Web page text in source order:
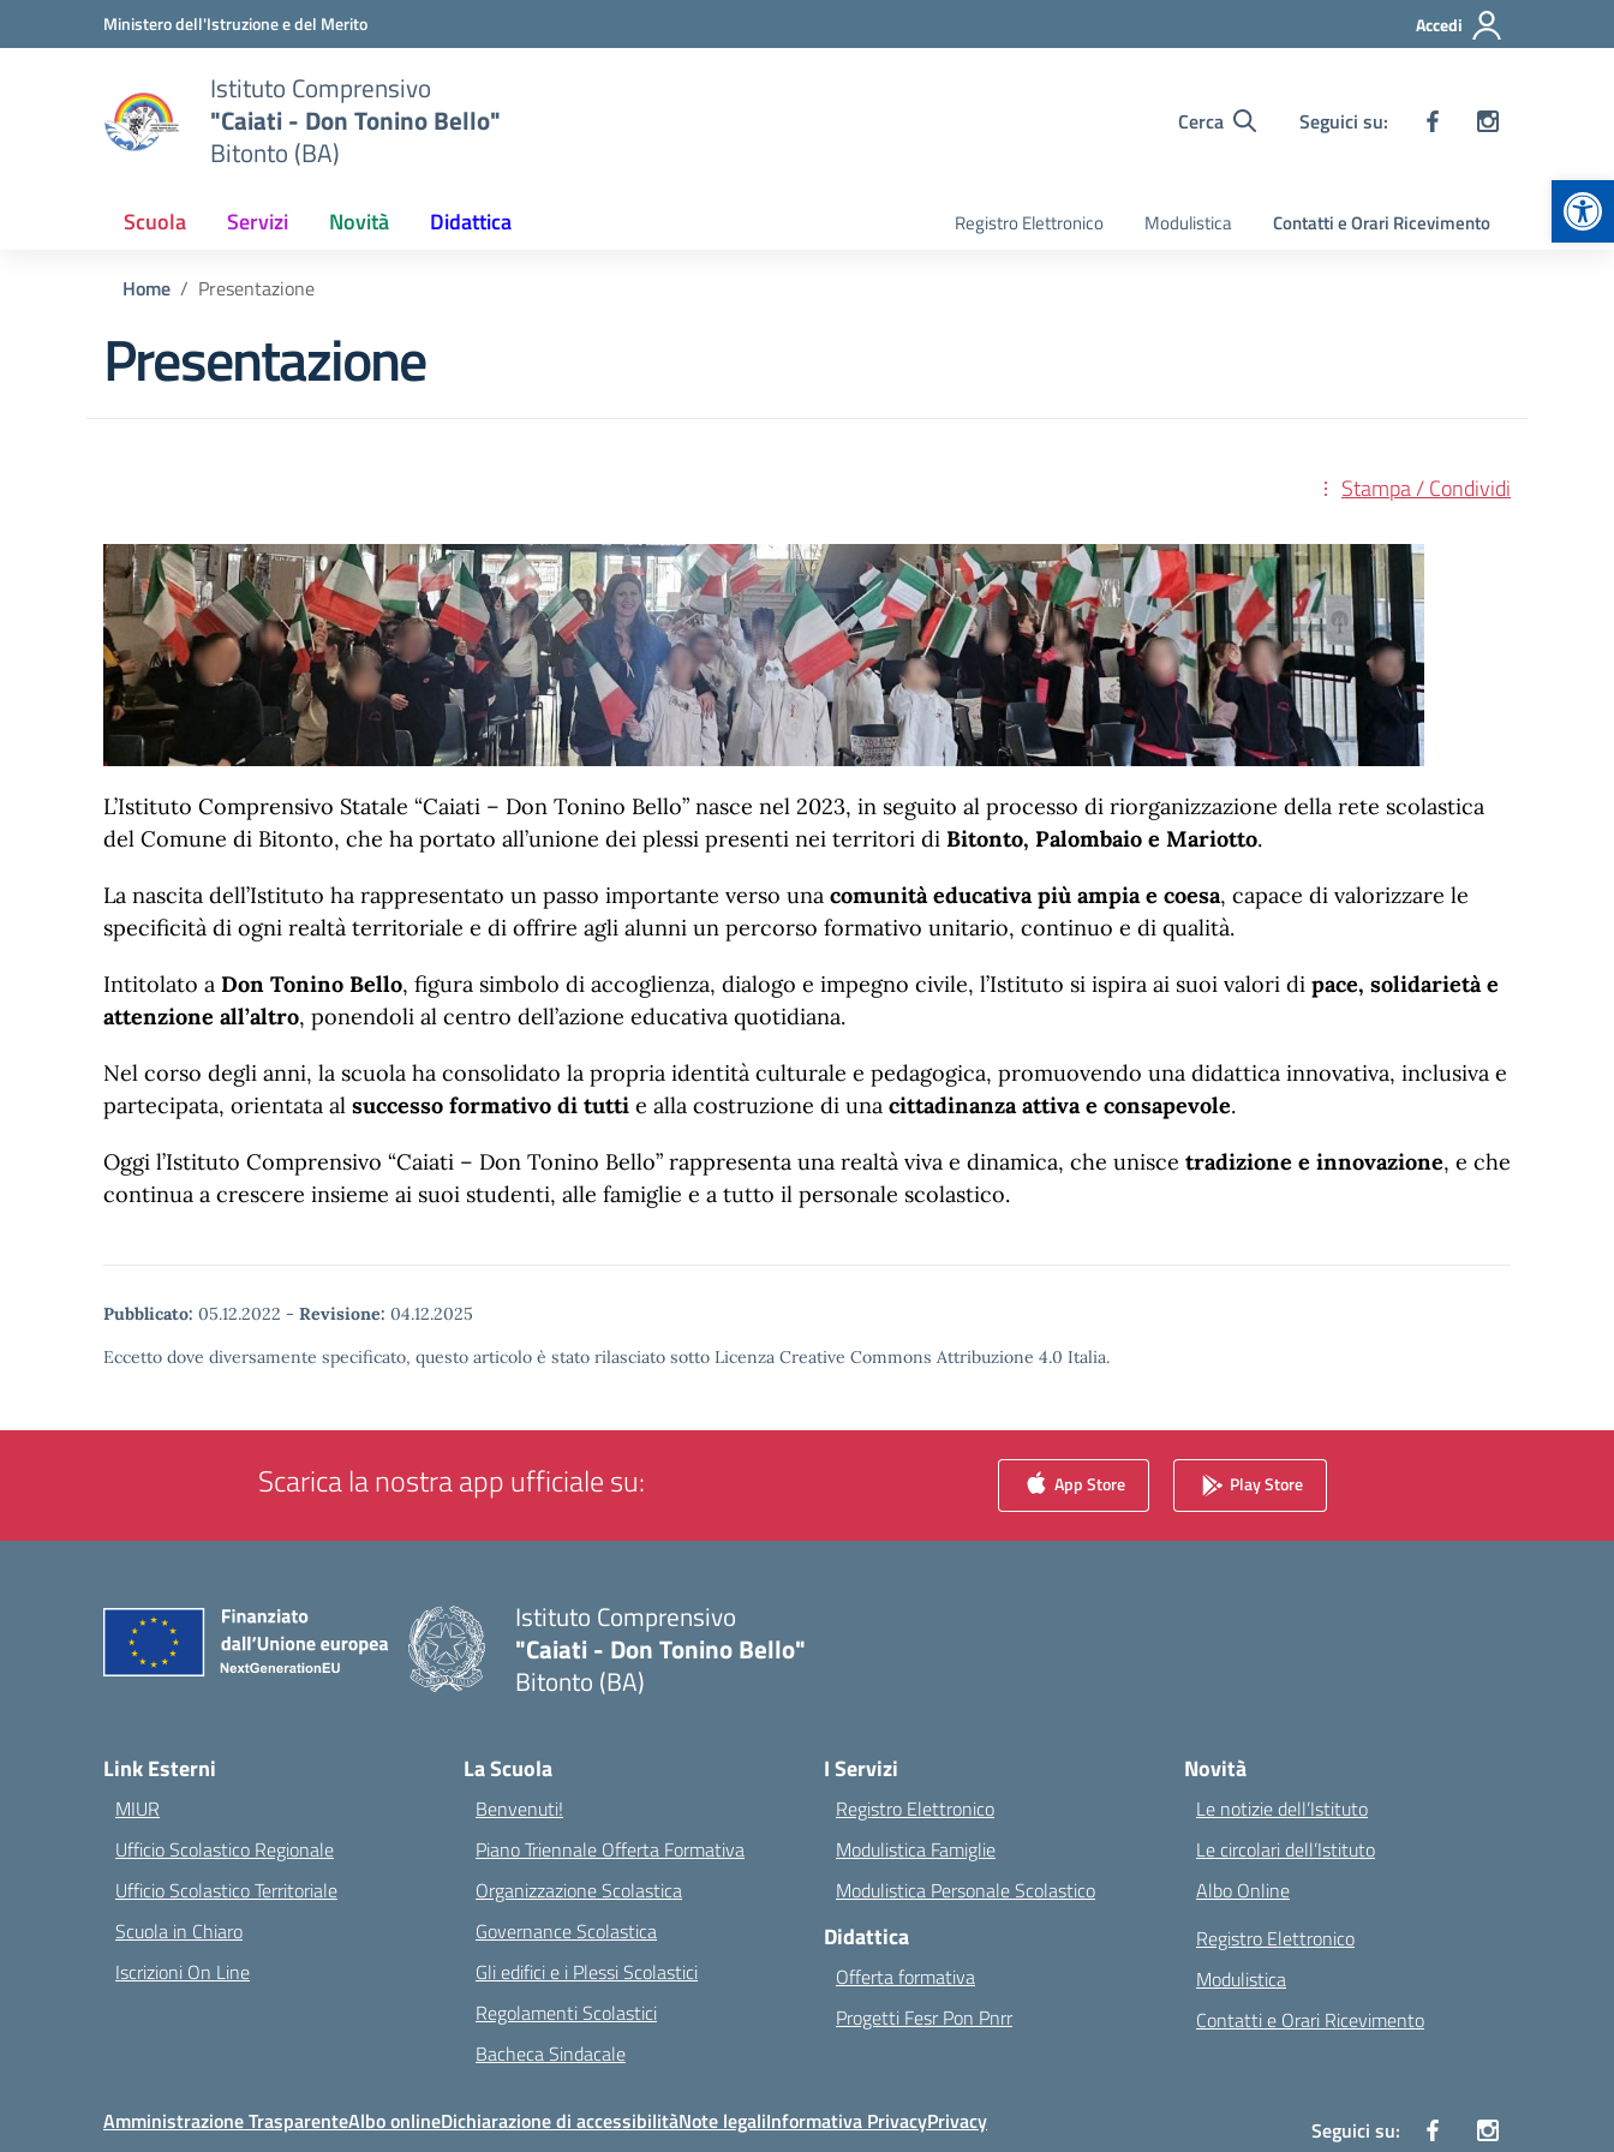
Vai ai contenuti
Vai al menu di navigazioneMinistero dell'Istruzione e del Merito Accedi
Istituto Comprensivo
"Caiati - Don Tonino Bello"
Bitonto (BA)
Cerca Seguici su:
Scuola Servizi Novità Didattica Registro Elettronico Modulistica Contatti e Orari Ricevimento
Home Presentazione
Presentazione
Stampa / Condividi
L’Istituto Comprensivo Statale “Caiati – Don Tonino Bello” nasce nel 2023, in seguito al processo di riorganizzazione della rete scolastica
del Comune di Bitonto, che ha portato all’unione dei plessi presenti nei territori di Bitonto, Palombaio e Mariotto.
La nascita dell’Istituto ha rappresentato un passo importante verso una comunità educativa più ampia e coesa, capace di valorizzare le
specificità di ogni realtà territoriale e di offrire agli alunni un percorso formativo unitario, continuo e di qualità.
Intitolato a Don Tonino Bello, figura simbolo di accoglienza, dialogo e impegno civile, l’Istituto si ispira ai suoi valori di pace, solidarietà e
attenzione all’altro, ponendoli al centro dell’azione educativa quotidiana.
Nel corso degli anni, la scuola ha consolidato la propria identità culturale e pedagogica, promuovendo una didattica innovativa, inclusiva e
partecipata, orientata al successo formativo di tutti e alla costruzione di una cittadinanza attiva e consapevole.
Oggi l’Istituto Comprensivo “Caiati – Don Tonino Bello” rappresenta una realtà viva e dinamica, che unisce tradizione e innovazione, e che
continua a crescere insieme ai suoi studenti, alle famiglie e a tutto il personale scolastico.
Pubblicato: 05.12.2022 - Revisione: 04.12.2025
Eccetto dove diversamente specificato, questo articolo è stato rilasciato sotto Licenza Creative Commons Attribuzione 4.0 Italia.
Scarica la nostra app ufficiale su: App Store Play Store
Istituto Comprensivo
"Caiati - Don Tonino Bello"
Bitonto (BA)
Link Esterni
MIUR
Ufficio Scolastico Regionale
Ufficio Scolastico Territoriale
Scuola in Chiaro
Iscrizioni On Line
La Scuola
Benvenuti!
Piano Triennale Offerta Formativa
Organizzazione Scolastica
Governance Scolastica
Gli edifici e i Plessi Scolastici
Regolamenti Scolastici
Bacheca Sindacale
I Servizi
Registro Elettronico
Modulistica Famiglie
Modulistica Personale Scolastico
Didattica
Offerta formativa
Progetti Fesr Pon Pnrr
Novità
Le notizie dell’Istituto
Le circolari dell’Istituto
Albo Online
Registro Elettronico
Modulistica
Contatti e Orari Ricevimento
Amministrazione TrasparenteAlbo onlineDichiarazione di accessibilitàNote legaliInformativa PrivacyPrivacy Seguici su: